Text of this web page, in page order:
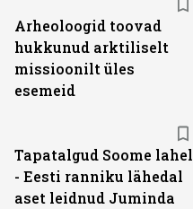
Arheoloogid toovad
hukkunud arktiliselt
missioonilt üles
esemeid
Tapatalgud Soome lahel
- Eesti ranniku lähedal
aset leidnud Juminda